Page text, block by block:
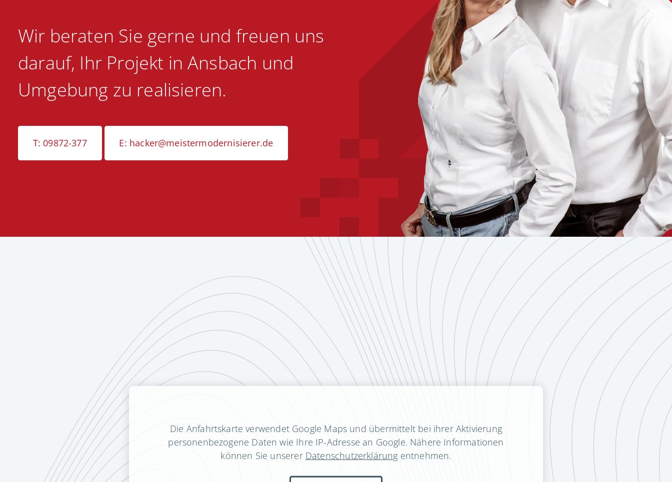
Wir beraten Sie gerne und freuen uns
darauf, Ihr Projekt in Ansbach und
Umgebung zu realisieren.
T: 09872-377 E: hacker@meistermodernisierer.de
Die Anfahrtskarte verwendet Google Maps und übermittelt bei ihrer Aktivierung
personenbezogene Daten wie Ihre IP-Adresse an Google. Nähere Informationen
können Sie unserer Datenschutzerklärung entnehmen.